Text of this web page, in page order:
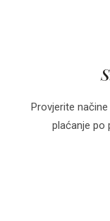
Provjerite
plaćanje po